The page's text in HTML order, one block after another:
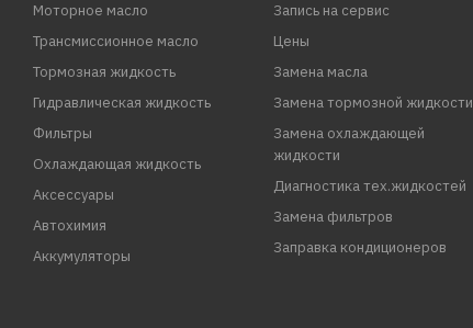
Моторное масло
Трансмиссионное масло
Тормозная жидкость
Гидравлическая жидкость
Фильтры
Охлаждающая жидкость
Аксессуары
Автохимия
Аккумуляторы
Запись на сервис
Цены
Замена масла
Замена тормозной жидкости
Замена охлаждающей
жидкости
Диагностика тех.жидкостей
Замена фильтров
Заправка кондиционеров